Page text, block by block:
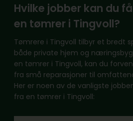
Hvilke jobber kan du
en tømrer i Tingvoll?
Tømrere i Tingvoll tilbyr et bredt
både private hjem og
en tømrer i Tingvoll, kan du
fra små reparasjoner til
Her er noen av de vanligste
fra en tømrer i Tingvoll: